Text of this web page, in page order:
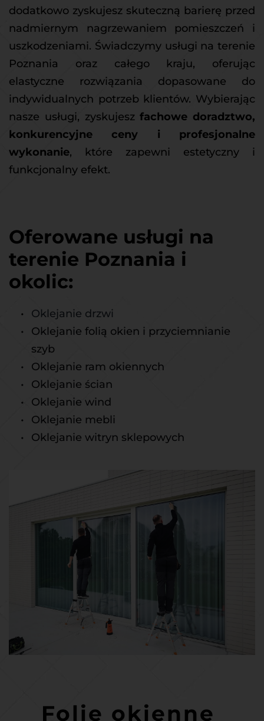
dodatkowo zyskujesz skuteczną barierę przed
nadmiernym nagrzewaniem pomieszczeń i
uszkodzeniami. Świadczymy usługi na terenie
Poznania oraz całego kraju, oferując
elastyczne rozwiązania dopasowane do
indywidualnych potrzeb klientów. Wybierając
nasze usługi, zyskujesz fachowe doradztwo,
konkurencyjne ceny i profesjonalne
wykonanie, które zapewni estetyczny i
funkcjonalny efekt.
Oferowane usługi na
terenie Poznania i
okolic:
Oklejanie drzwi
Oklejanie folią okien i przyciemnianie
szyb
Oklejanie ram okiennych
Oklejanie ścian
Oklejanie wind
Oklejanie mebli
Oklejanie witryn sklepowych
Folie okienne